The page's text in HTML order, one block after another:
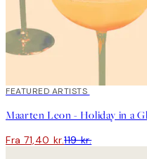
40%*
FEATURED ARTISTS
Fra 71,40 kr.119 kr.